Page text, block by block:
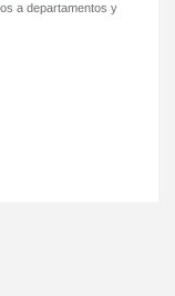
a departamentos y